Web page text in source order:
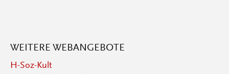
WEITERE WEBANGEBOTE
H-Soz-Kult